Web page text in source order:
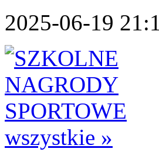
2025-06-19
wszystkie »